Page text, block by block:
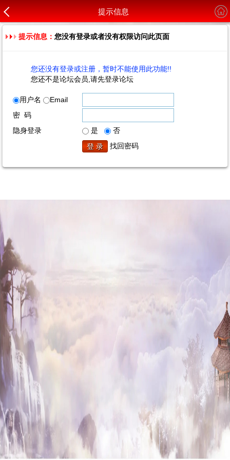
提示信息
提示信息：您没有登录或者没有权限访问此页面
您还没有登录或注册，暂时不能使用此功能!!
您还不是论坛会员,请先登录论坛
用户名
Email
密 码
隐身登录
是
否
找回密码